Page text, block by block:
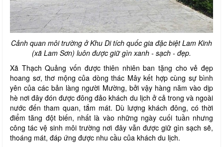
Cảnh quan môi trường ở Khu Di tích quốc gia đặc biệt Lam Kinh
(xã Lam Sơn) luôn được giữ gìn xanh - sạch - đẹp.
Xã Thạch Quảng vốn được thiên nhiên ban tặng cho vẻ đẹp
hoang sơ, thơ mộng của dòng thác Mây kết hợp cùng sự bình
yên của các bản làng người Mường, bởi vậy hàng năm vào dịp
hè nơi đây đón được đông đảo khách du lịch ở cả trong và ngoài
nước đến tham quan, tắm mát. Dù lượng khách đông, có thời
điểm tăng đột biến, nhất là vào những ngày cuối tuần nhưng
công tác vệ sinh môi trường nơi đây vẫn được giữ gìn sạch sẽ,
thoáng mát, đáp ứng được nhu cầu của khách du lịch.